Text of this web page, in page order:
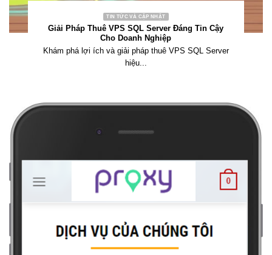
TIN TỨC VÀ CẬP NHẬT
Giải Pháp Thuê VPS SQL Server Đáng Tin Cậy
Cho Doanh Nghiệp
Khám phá lợi ích và giải pháp thuê VPS SQL Server
hiệu...